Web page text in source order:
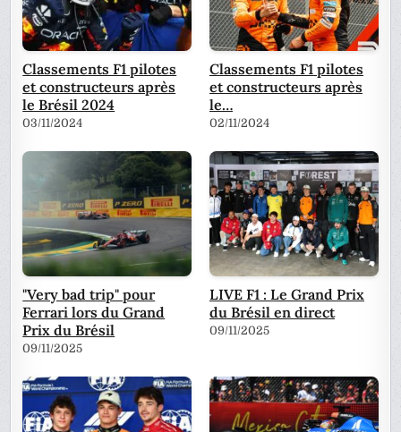
Classements F1 pilotes
et constructeurs après
le Brésil 2024
03/11/2024
Classements F1 pilotes
et constructeurs après
le…
02/11/2024
"Very bad trip" pour
Ferrari lors du Grand
Prix du Brésil
09/11/2025
LIVE F1 : Le Grand Prix
du Brésil en direct
09/11/2025